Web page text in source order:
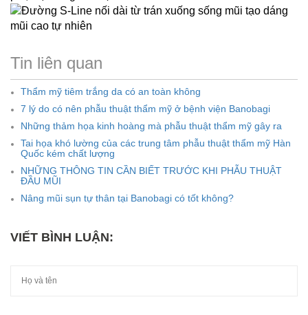
Tin liên quan
Thẩm mỹ tiêm trắng da có an toàn không
7 lý do có nên phẫu thuật thẩm mỹ ở bệnh viện Banobagi
Những thảm họa kinh hoàng mà phẫu thuật thẩm mỹ gây ra
Tai họa khó lường của các trung tâm phẫu thuật thẩm mỹ Hàn
Quốc kém chất lượng
NHỮNG THÔNG TIN CẦN BIẾT TRƯỚC KHI PHẪU THUẬT
ĐẦU MŨI
Nâng mũi sụn tự thân tại Banobagi có tốt không?
VIẾT BÌNH LUẬN: